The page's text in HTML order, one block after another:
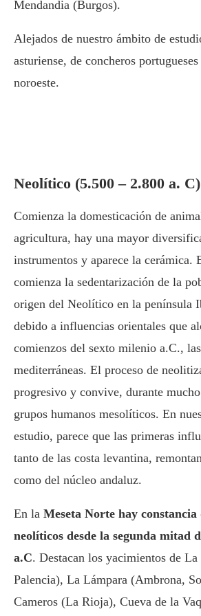
Mendandia (Burgos).
Alejados de nuestro ámbito de
asturiense, de concheros
noroeste.
Neolítico (5.500 – 2.800 a. C)
Comienza la domesticación de
agricultura, hay una mayor
instrumentos y aparece la cerámica.
comienza la sedentarización de la
origen del Neolítico en la península
debido a influencias orientales que
comienzos del sexto milenio a.C.,
mediterráneas. El proceso de
progresivo y convive, durante
grupos humanos mesolíticos. En
estudio, parece que las primeras
tanto de las costa levantina,
como del núcleo andaluz.
En la Meseta Norte hay constancia
neolíticos desde la segunda mitad
a.C. Destacan los yacimientos de
Palencia), La Lámpara (Ambrona,
Cameros (La Rioja), Cueva de la